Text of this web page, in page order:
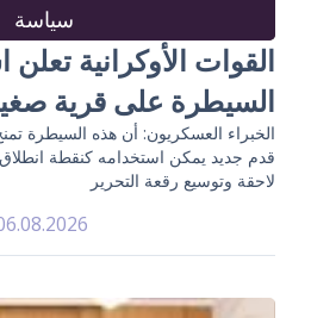
سياسة
القوات الأوكرانية تعلن
السيطرة على قرية
الخبراء العسكريون: أن هذه السيطرة
قدم جديد يمكن استخدامه كنقطة
لاحقة وتوسيع رقعة التحرير